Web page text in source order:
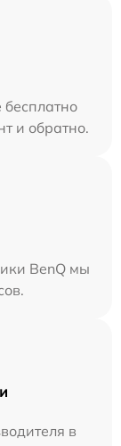
и обратно.
BenQ мы
в